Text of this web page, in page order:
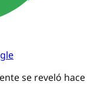
se reveló hace